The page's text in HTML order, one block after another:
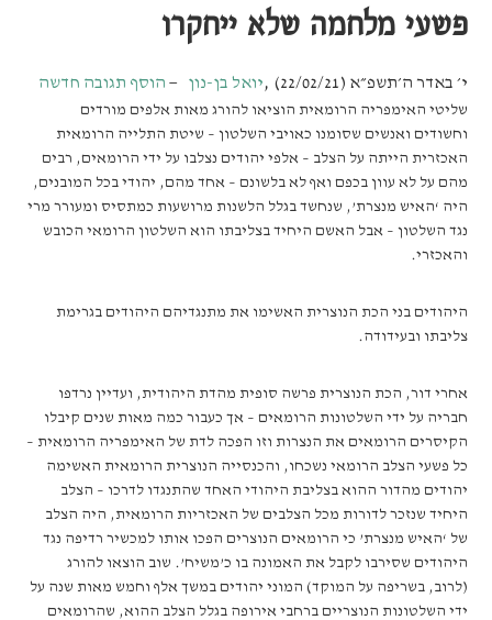
פשעי מלחמה שלא ייחקרו
י׳ באדר ה׳תשפ״א (22/02/21) , יואל בן-נון הוסף תגובה חדשה
שליטי האימפריה הרומאית הוציאו להורג מאות אלפים מורדים
וחשודים ואנשים שסומנו כאויבי השלטון – שיטת התלייה הרומאית
האכזרית הייתה על הצלב – אלפי יהודים נצלבו על ידי הרומאים, רבים
מהם על לא עוון בכפם ואף לא בלשונם – אחד מהם, יהודי בכל המובנים,
היה ‘האיש מנצרת’, שנחשד בגלל הלשנות מרושעות כמתסיס ומעורר מרי
נגד השלטון – אבל האשם היחיד בצליבתו הוא השלטון הרומאי הכובש
והאכזרי.
היהודים בני הכת הנוצרית האשימו את מתנגדיהם היהודים בגרימת
צליבתו ובעידודה.
אחרי דור, הכת הנוצרית פרשה סופית מהדת היהודית, ועדיין נרדפו
חבריה על ידי השלטונות הרומאים – אך כעבור כמה מאות שנים קיבלו
הקיסרים הרומאים את הנצרות וזו הפכה לדת של האימפריה הרומאית –
כל פשעי הצלב הרומאי נשכחו, והכנסייה הנוצרית הרומאית האשימה
יהודים מהדור ההוא בצליבת היהודי האחד שהתנגדו לדרכו – הצלב
היחיד שנזכר לדורות מכל הצלבים של האכזריות הרומאית, היה הצלב
של ‘האיש מנצרת’ כי הרומאים הנוצרים הפכו אותו למכשיר רדיפה נגד
היהודים שסירבו לקבל את האמונה בו כ’משיח’. שוב הוצאו להורג
(לרוב, בשריפה על המוקד) המוני יהודים במשך אלף וחמש מאות שנה על
ידי השלטונות הנוצריים ברחבי אירופה בגלל הצלב ההוא, שהרומאים